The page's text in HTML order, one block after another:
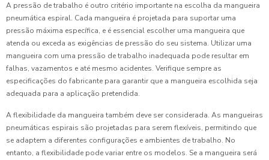
A pressão de trabalho é outro critério importante na escolha da mangueira
pneumática espiral. Cada mangueira é projetada para suportar uma
pressão máxima específica, e é essencial escolher uma mangueira que
atenda ou exceda as exigências de pressão do seu sistema. Utilizar uma
mangueira com uma pressão de trabalho inadequada pode resultar em
falhas, vazamentos e até mesmo acidentes. Verifique sempre as
especificações do fabricante para garantir que a mangueira escolhida seja
adequada para a aplicação pretendida.
A flexibilidade da mangueira também deve ser considerada. As mangueiras
pneumáticas espirais são projetadas para serem flexíveis, permitindo que
se adaptem a diferentes configurações e ambientes de trabalho. No
entanto, a flexibilidade pode variar entre os modelos. Se a mangueira será